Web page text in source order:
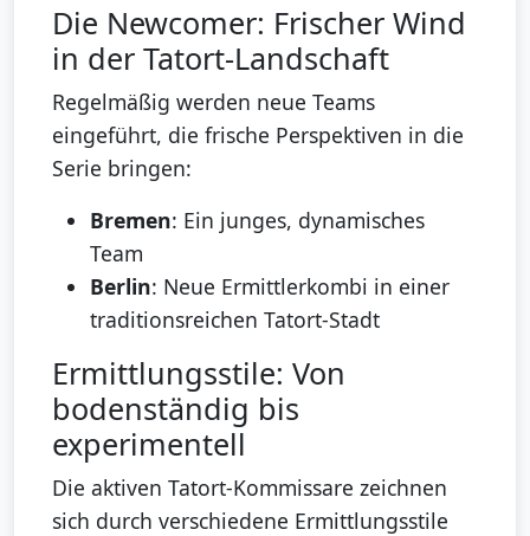
Die Newcomer: Frischer Wind
in der Tatort-Landschaft
Regelmäßig werden neue Teams
eingeführt, die frische Perspektiven in die
Serie bringen:
Bremen: Ein junges, dynamisches
Team
Berlin: Neue Ermittlerkombi in einer
traditionsreichen Tatort-Stadt
Ermittlungsstile: Von
bodenständig bis
experimentell
Die aktiven Tatort-Kommissare zeichnen
sich durch verschiedene Ermittlungsstile